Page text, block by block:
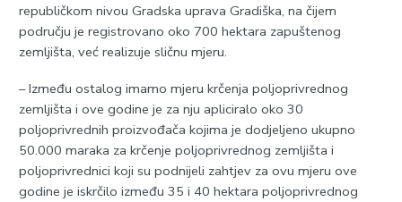
republičkom nivou Gradska uprava Gradiška, na čijem
području je registrovano oko 700 hektara zapuštenog
zemljišta, već realizuje sličnu mjeru.
– Između ostalog imamo mjeru krčenja poljoprivrednog
zemljišta i ove godine je za nju apliciralo oko 30
poljoprivrednih proizvođača kojima je dodjeljeno ukupno
50.000 maraka za krčenje poljoprivrednog zemljišta i
poljoprivrednici koji su podnijeli zahtjev za ovu mjeru ove
godine je iskrčilo između 35 i 40 hektara poljoprivrednog